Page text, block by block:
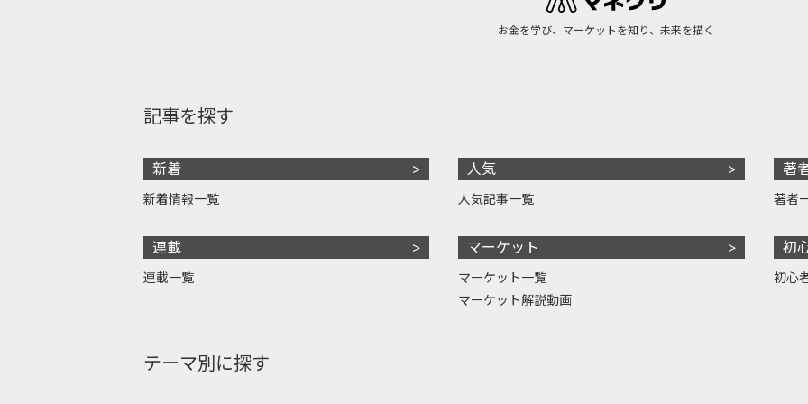
お金を学び、マーケットを知り、未来を描く
記事を探す
新着
新着情報一覧
連載
連載一覧
人気
人気記事一覧
マーケット
マーケット一覧
マーケット解説動画
著
著者
初
初心
テーマ別に探す